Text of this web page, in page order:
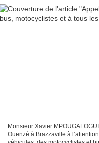
Monsieur Xavier
Ouenzé à Brazzaville à